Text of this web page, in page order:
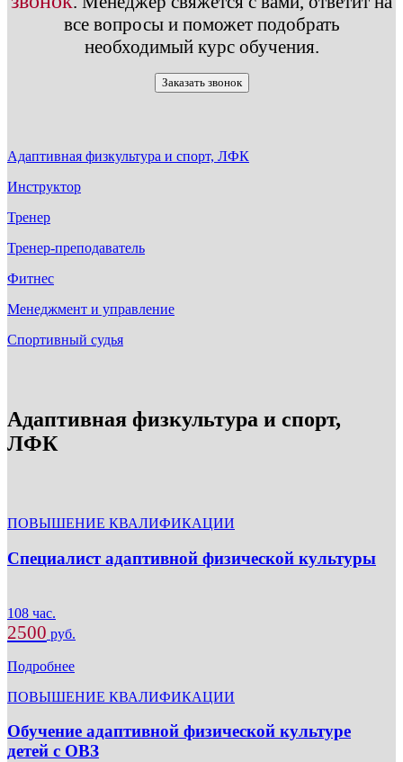
все вопросы и поможет подобрать
необходимый курс обучения.
Заказать звонок
Адаптивная физкультура и спорт, ЛФК
Инструктор
Тренер
Тренер-преподаватель
Фитнес
Менеджмент и управление
Спортивный судья
Адаптивная физкультура и спорт,
ЛФК
ПОВЫШЕНИЕ КВАЛИФИКАЦИИ
Специалист адаптивной физической культуры
108 час.
2500 руб.
Подробнее
ПОВЫШЕНИЕ КВАЛИФИКАЦИИ
Обучение адаптивной физической культуре
детей с ОВЗ